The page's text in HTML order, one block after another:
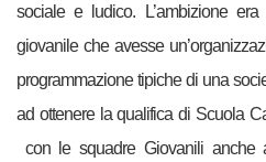
sociale e ludico. L’ambizione
giovanile che avesse
programmazione tipiche di una
ad ottenere la qualifica di Scuola
con le squadre Giovanili anche